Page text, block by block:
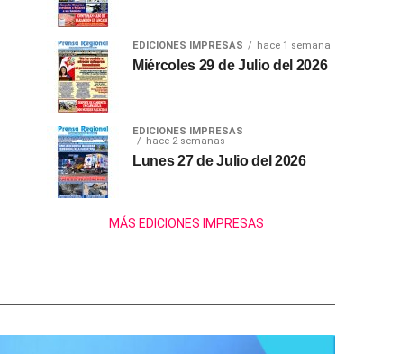
EDICIONES IMPRESAS hace 1 semana
Miércoles 29 de Julio del 2026
EDICIONES IMPRESAS
hace 2 semanas
Lunes 27 de Julio del 2026
MÁS EDICIONES IMPRESAS